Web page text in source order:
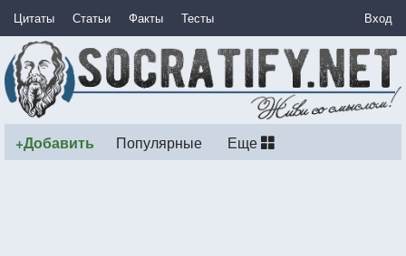
Цитаты Статьи Факты Тесты Вход
+Добавить Популярные Еще